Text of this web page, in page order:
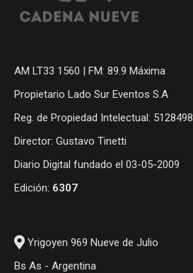
AM LT33 1560 | FM: 89.9 Máxima
Propietario Lado Sur Eventos S.A
Reg. de Propiedad Intelectual: 5128498
Director: Gustavo Tinetti
Diario Digital fundado el 03-05-2009
Edición: 6307
Yrigoyen 969 Nueve de Julio
Bs As - Argentina